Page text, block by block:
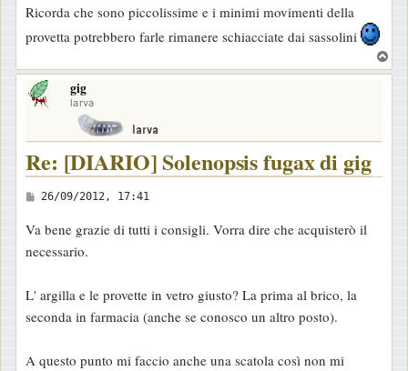
Ricorda che sono piccolissime e i minimi movimenti della
provetta potrebbero farle rimanere schiacciate dai sassolini
o
gig
larva
Re: [DIARIO] Solenopsis fugax di gig
M
s
s
g
g
26/09/2012, 17:41
Va bene grazie di tutti i consigli. Vorra dire che acquisterò il
necessario.
L' argilla e le provette in vetro giusto? La prima al brico, la
seconda in farmacia (anche se conosco un altro posto).
A questo punto mi faccio anche una scatola così non mi